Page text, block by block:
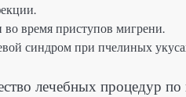
время приступов мигрени.
синдром при пчелиных
лечебных процедур по